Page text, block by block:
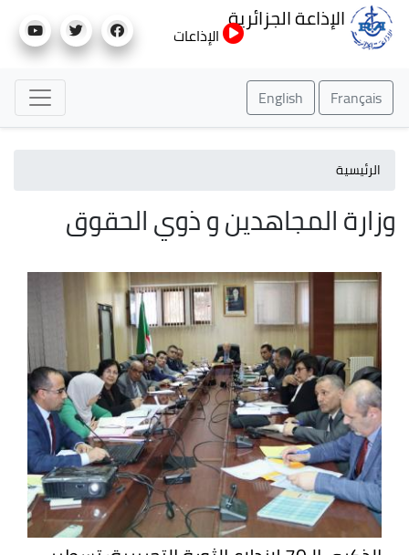
إلى
الإذاعة الجزائرية
الإذاعات
Français
English
الرئيسية
وزارة المجاهدين و ذوي الحقوق